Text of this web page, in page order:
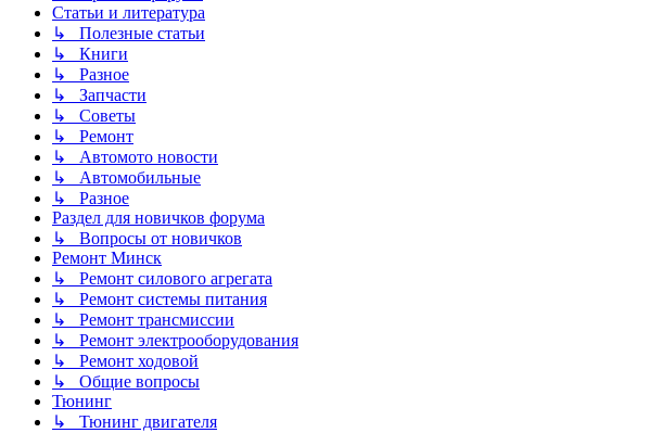
Статьи и литература
↳ Полезные статьи
↳ Книги
↳ Разное
↳ Запчасти
↳ Советы
↳ Ремонт
↳ Автомото новости
↳ Автомобильные
↳ Разное
Раздел для новичков форума
↳ Вопросы от новичков
Ремонт Минск
↳ Ремонт силового агрегата
↳ Ремонт системы питания
↳ Ремонт трансмиссии
↳ Ремонт электрооборудования
↳ Ремонт ходовой
↳ Общие вопросы
Тюнинг
↳ Тюнинг двигателя